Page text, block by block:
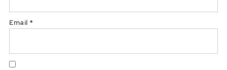
Email *